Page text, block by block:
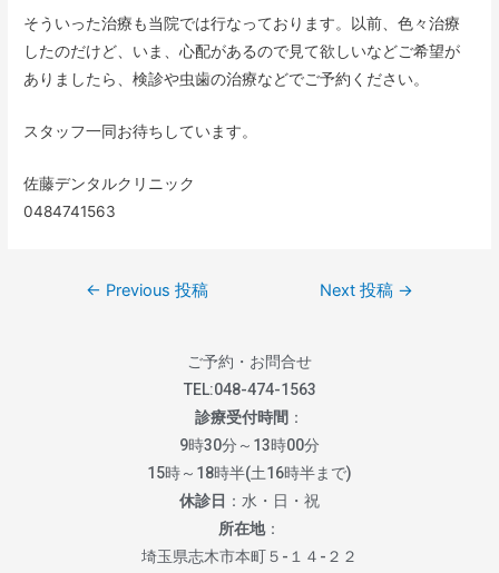
そういった治療も当院では行なっております。以前、色々治療
したのだけど、いま、心配があるので見て欲しいなどご希望が
ありましたら、検診や虫歯の治療などでご予約ください。
スタッフ一同お待ちしています。
佐藤デンタルクリニック
0484741563
← Previous 投稿 Next 投稿 →
ご予約・お問合せ
TEL:048-474-1563
診療受付時間 ：
9時30分～13時00分
15時～18時半(土16時半まで)
休診日 ：水・日・祝
所在地：
埼玉県志木市本町５-１４-２２